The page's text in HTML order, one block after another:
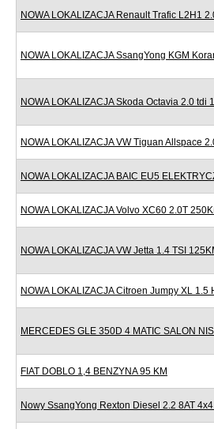
NOWA LOKALIZACJA Renault Trafic L2H1
NOWA LOKALIZACJA SsangYong KGM
NOWA LOKALIZACJA Skoda Octavia 2.0
NOWA LOKALIZACJA VW Tiguan Allspace
NOWA LOKALIZACJA BAIC EU5
NOWA LOKALIZACJA Volvo XC60 2.0T
NOWA LOKALIZACJA VW Jetta 1.4 TSI
NOWA LOKALIZACJA Citroen Jumpy XL 1.5
MERCEDES GLE 350D 4 MATIC SALON
FIAT DOBLO 1,4 BENZYNA 95 KM
Nowy SsangYong Rexton Diesel 2.2 8AT